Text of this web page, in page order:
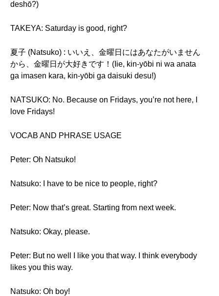
deshō?)
TAKEYA: Saturday is good, right?
夏子 (Natsuko) : いいえ、金曜日にはあなたがいません
から、金曜日が大好きです！(Iie, kin-yōbi ni wa anata
ga imasen kara, kin-yōbi ga daisuki desu!)
NATSUKO: No. Because on Fridays, you’re not here, I
love Fridays!
VOCAB AND PHRASE USAGE
Peter: Oh Natsuko!
Natsuko: I have to be nice to people, right?
Peter: Now that’s great. Starting from next week.
Natsuko: Okay, please.
Peter: But no well I like you that way. I think everybody
likes you this way.
Natsuko: Oh boy!